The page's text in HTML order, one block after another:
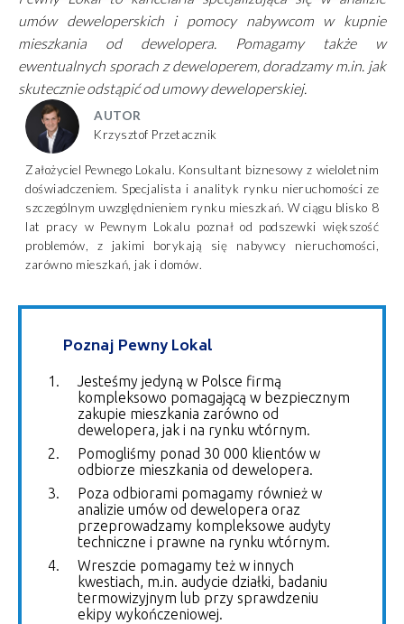
umów deweloperskich i pomocy nabywcom w kupnie
mieszkania od dewelopera. Pomagamy także w
ewentualnych sporach z deweloperem, doradzamy m.in. jak
skutecznie odstąpić od umowy deweloperskiej.
AUTOR
Krzysztof Przetacznik
Założyciel Pewnego Lokalu. Konsultant biznesowy z wieloletnim
doświadczeniem. Specjalista i analityk rynku nieruchomości ze
szczególnym uwzględnieniem rynku mieszkań. W ciągu blisko 8
lat pracy w Pewnym Lokalu poznał od podszewki większość
problemów, z jakimi borykają się nabywcy nieruchomości,
zarówno mieszkań, jak i domów.
Poznaj Pewny Lokal
Jesteśmy jedyną w Polsce firmą
kompleksowo pomagającą w bezpiecznym
zakupie mieszkania zarówno od
dewelopera, jak i na rynku wtórnym.
Pomogliśmy ponad 30 000 klientów w
odbiorze mieszkania od dewelopera.
Poza odbiorami pomagamy również w
analizie umów od dewelopera oraz
przeprowadzamy kompleksowe audyty
techniczne i prawne na rynku wtórnym.
Wreszcie pomagamy też w innych
kwestiach, m.in. audycie działki, badaniu
termowizyjnym lub przy sprawdzeniu
ekipy wykończeniowej.